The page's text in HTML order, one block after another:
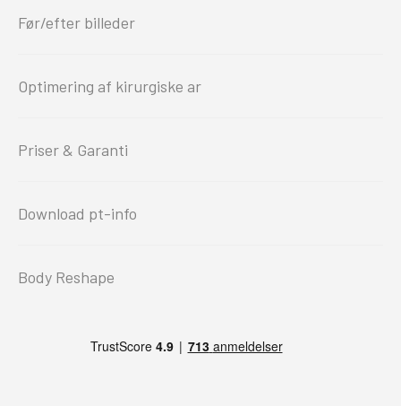
Før/efter billeder
Optimering af kirurgiske ar
Priser & Garanti
Download pt-info
Body Reshape